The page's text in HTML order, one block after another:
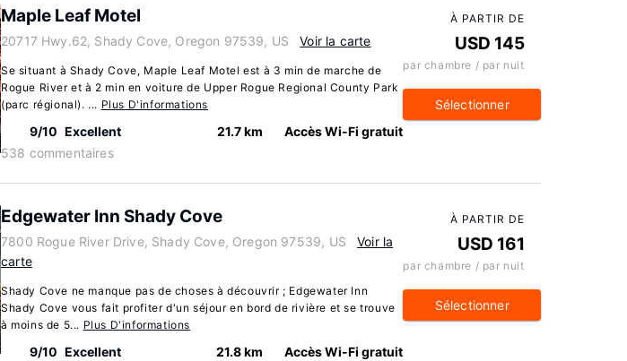
Maple Leaf Motel
20717 Hwy.62, Shady Cove, Oregon 97539, US Voir la carte
Se situant à Shady Cove, Maple Leaf Motel est à 3 min de marche de
Rogue River et à 2 min en voiture de Upper Rogue Regional County Park
(parc régional). ... Plus D'informations
9/10 Excellent
538 commentaires
21.7 km Accès Wi-Fi gratuit
À PARTIR DE
USD 145
par chambre / par nuit
Sélectionner
Edgewater Inn Shady Cove
7800 Rogue River Drive, Shady Cove, Oregon 97539, US
Voir la
carte
Shady Cove ne manque pas de choses à découvrir ; Edgewater Inn
Shady Cove vous fait profiter d'un séjour en bord de rivière et se trouve
à moins de 5... Plus D'informations
9/10 Excellent
21.8 km Accès Wi-Fi gratuit
À PARTIR DE
USD 161
par chambre / par nuit
Sélectionner